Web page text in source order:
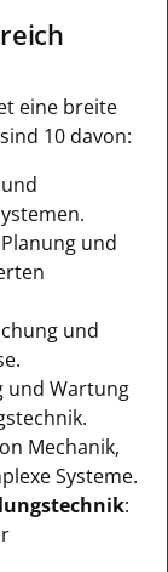
eine breite
10 davon:
und
und
und Wartung
Mechanik,
Systeme.
: